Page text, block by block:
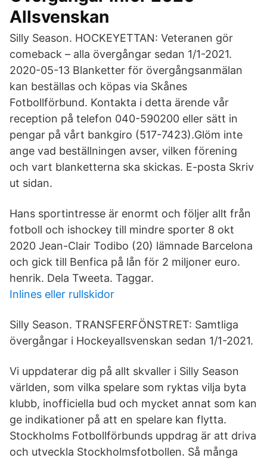
Allsvenskan
Silly Season. HOCKEYETTAN: Veteranen gör
comeback – alla övergångar sedan 1/1-2021.
2020-05-13 Blanketter för övergångsanmälan
kan beställas och köpas via Skånes
Fotbollförbund. Kontakta i detta ärende vår
reception på telefon 040-590200 eller sätt in
pengar på vårt bankgiro (517-7423).Glöm inte
ange vad beställningen avser, vilken förening
och vart blanketterna ska skickas. E-posta Skriv
ut sidan.
Hans sportintresse är enormt och följer allt från
fotboll och ishockey till mindre sporter 8 okt
2020 Jean-Clair Todibo (20) lämnade Barcelona
och gick till Benfica på lån för 2 miljoner euro.
henrik. Dela Tweeta. Taggar.
Inlines eller rullskidor
Silly Season. TRANSFERFÖNSTRET: Samtliga
övergångar i Hockeyallsvenskan sedan 1/1-2021.
Vi uppdaterar dig på allt skvaller i Silly Season
världen, som vilka spelare som ryktas vilja byta
klubb, inofficiella bud och mycket annat som kan
ge indikationer på att en spelare kan flytta.
Stockholms Fotbollförbunds uppdrag är att driva
och utveckla Stockholmsfotbollen. Så många